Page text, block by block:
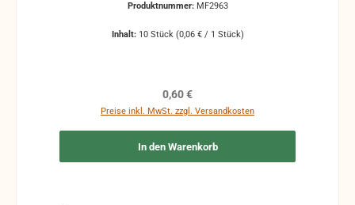
Produktnummer: MF2963
Inhalt: 10 Stück (0,06 € / 1 Stück)
Regulärer Preis:
0,60 €
Preise inkl. MwSt. zzgl. Versandkosten
In den Warenkorb